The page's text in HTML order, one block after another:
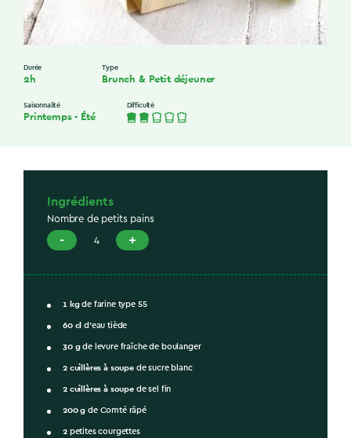
Durée
2h
Type
Brunch & Petit déjeuner
Saisonnalité
Printemps- Été
Difficulté
Ingrédients
Nombre de petits pains
- 4 +
1kg de farine type 55
60cl d’eau tiède
30g de levure fraîche de boulanger
2cuillères à soupe de sucre blanc
2cuillères à soupe de sel fin
200g de Comté râpé
2 petites courgettes